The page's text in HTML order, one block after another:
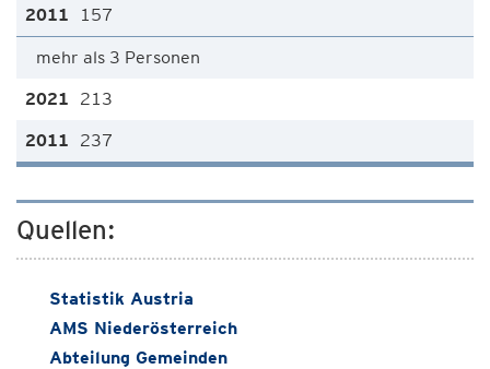
157
mehr als 3 Personen
213
237
Quellen:
Statistik Austria
AMS Niederösterreich
Abteilung Gemeinden